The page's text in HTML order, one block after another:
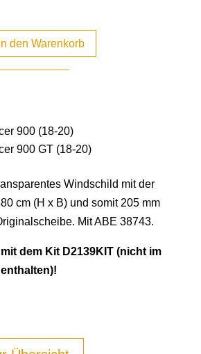
In den Warenkorb
900 (18-20)
900 GT (18-20)
Windschild mit der
cm (H x B) und somit 205 mm
Mit ABE 38743.
dem Kit D2139KIT (nicht im